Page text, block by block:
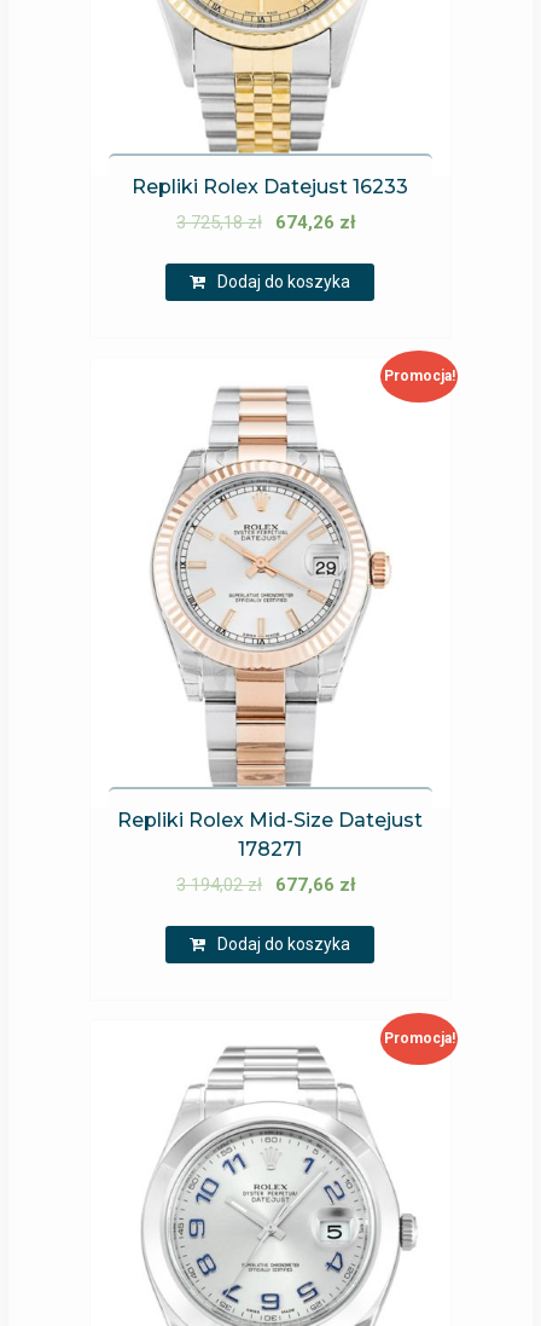
Repliki Rolex Datejust 16233
3 725,18zł 674,26 zł
Dodaj do koszyka
Promocja!
Repliki Rolex Mid-Size Datejust
178271
3 194,02zł 677,66 zł
Dodaj do koszyka
Promocja!